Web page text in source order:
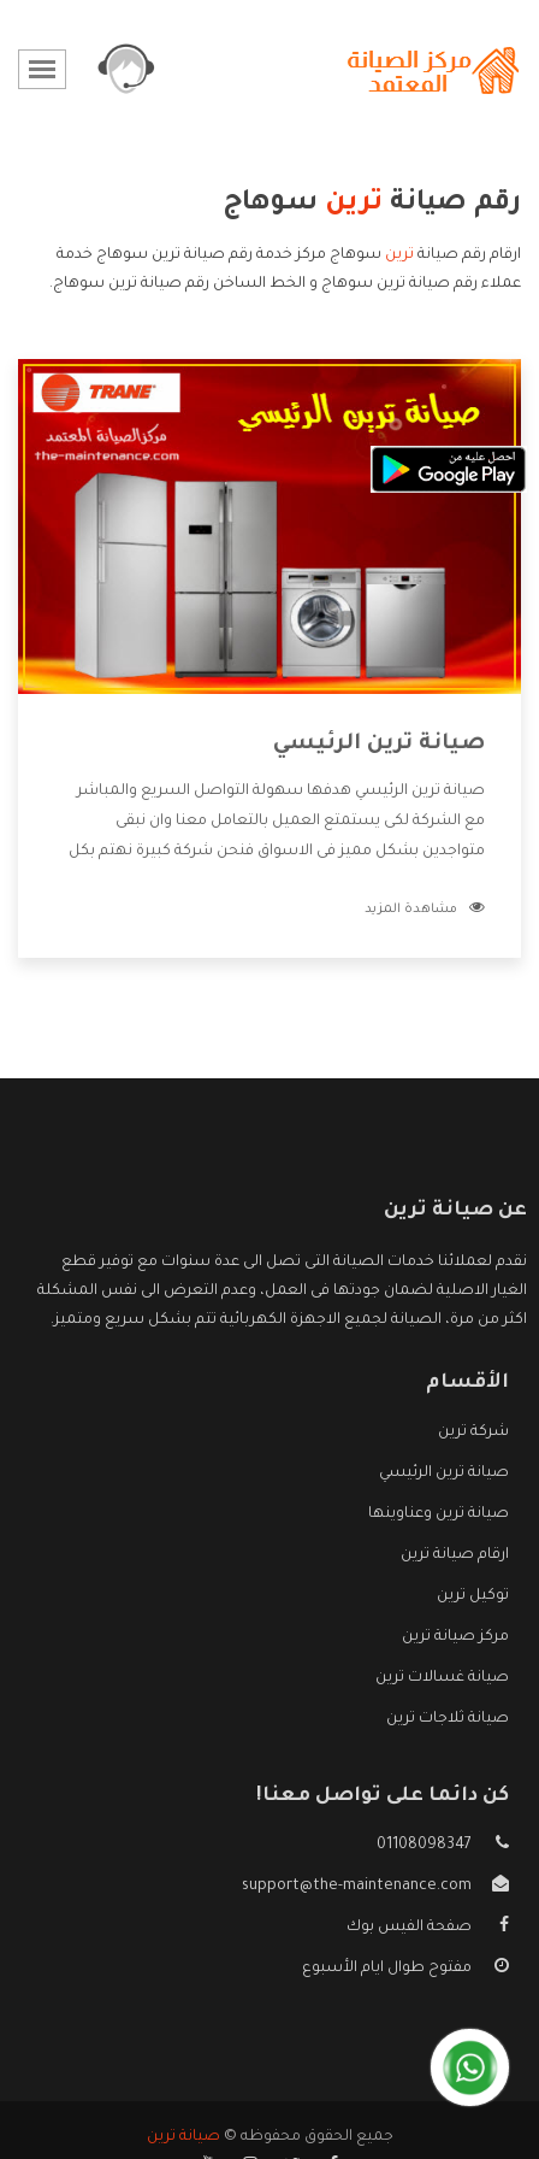
رقم صيانة ترين سوهاج
ارقام رقم صيانة ترين سوهاج مركز خدمة رقم صيانة ترين سوهاج خدمة
عملاء رقم صيانة ترين سوهاج و الخط الساخن رقم صيانة ترين سوهاج.
صيانة ترين الرئيسي
صيانة ترين الرئيسي هدفها سهولة التواصل السريع والمباشر
مع الشركة لكى يستمتع العميل بالتعامل معنا وان نبقى
متواجدين بشكل مميز فى الاسواق فنحن شركة كبيرة نهتم بكل
الشركة بها والتى تكون منها خدمة الصيانة التى تكون من أهم
مشاهدة المزيد
عن صيانة ترين
نقدم لعملائنا خدمات الصيانة التى تصل الى عدة سنوات مع توفير قطع
الغيار الاصلية لضمان جودتها فى العمل، وعدم التعرض الى نفس المشكلة
اكثر من مرة، الصيانة لجميع الاجهزة الكهربائية تتم بشكل سريع ومتميز.
الأقسام
شركة ترين
صيانة ترين الرئيسي
صيانة ترين وعناوينها
ارقام صيانة ترين
توكيل ترين
مركز صيانة ترين
صيانة غسالات ترين
صيانة ثلاجات ترين
كن دائما على تواصل معنا!
01108098347
support@the-maintenance.com
صفحة الفيس بوك
مفتوح طوال ايام الأسبوع
جميع الحقوق محفوظه © صيانة ترين